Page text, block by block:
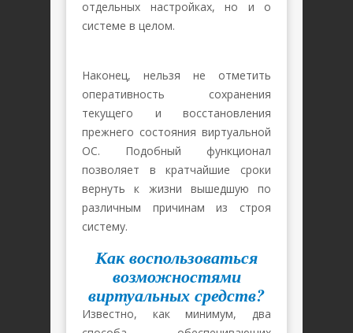
отдельных настройках, но и о
системе в целом.
Наконец, нельзя не отметить
оперативность сохранения
текущего и восстановления
прежнего состояния виртуальной
ОС. Подобный функционал
позволяет в кратчайшие сроки
вернуть к жизни вышедшую по
различным причинам из строя
систему.
Как воспользоваться
возможностями
виртуальных средств?
Известно, как минимум, два